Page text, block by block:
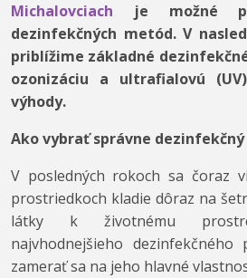
Michalovciach je možné
dezinfekčných metód. V
priblížime základné
ozonizáciu a ultrafialovú
výhody.
Ako vybrať správne
V posledných rokoch sa čoraz
prostriedkoch kladie dôraz na
látky k životnému
najvhodnejšieho
zamerať sa na jeho hlavné